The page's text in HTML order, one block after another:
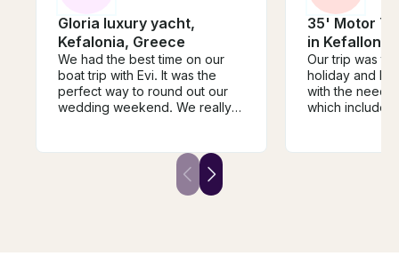
Gloria luxury yacht,
Kefalonia, Greece
We had the best time on our
boat trip with Evi. It was the
perfect way to round out our
wedding weekend. We really
always available to talk through
logistical questions. The boat
was super spacious and
35' Motor
in
Our trip was
holiday and
with the
which included
were lovely